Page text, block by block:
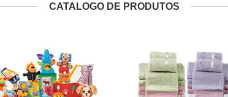
CATALOGO DE PRODUTOS